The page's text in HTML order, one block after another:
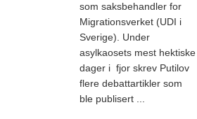
som saksbehandler for
Migrationsverket (UDI i
Sverige). Under
asylkaosets mest hektiske
dager i fjor skrev Putilov
flere debattartikler som
ble publisert ...